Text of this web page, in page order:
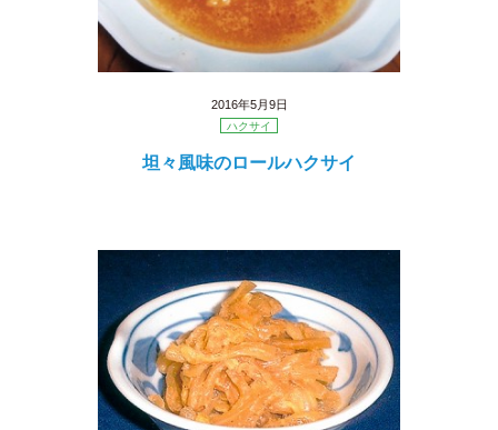
2016年5月9日
ハクサイ
坦々風味のロールハクサイ